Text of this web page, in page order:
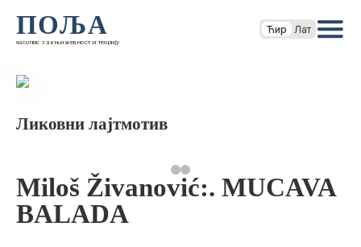
ПОЉА
часопис за књижевност и теорију
Ћир Лат
Ликовни лајтмотив
Miloš Živanović:. MUCAVA
BALADA